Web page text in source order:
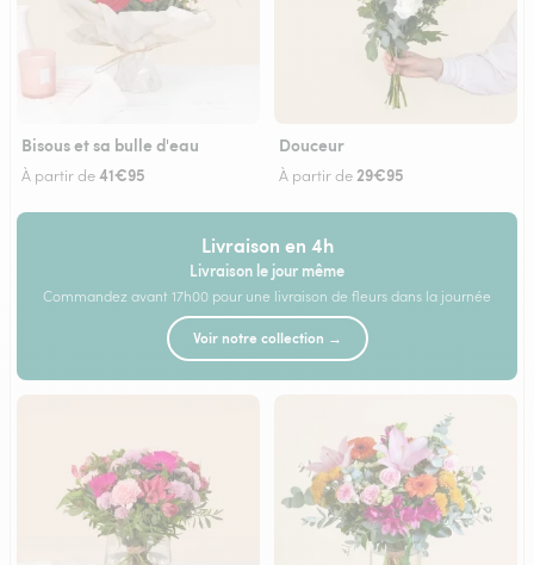
Bisous et sa bulle d'eau
À partir de41€95
Douceur
À partir de 29€95
Livraison en 4h
Livraison le jour même
Commandez avant 17h00 pour une livraison de fleurs dans la journée
Voir notre collection →